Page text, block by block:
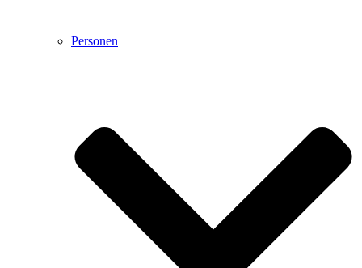
Personen